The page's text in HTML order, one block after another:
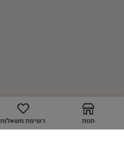
חנות רשימת משאלות